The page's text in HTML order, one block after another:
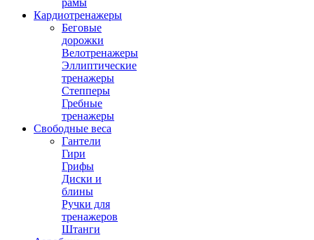
рамы
Кардиотренажеры
Беговые
дорожки
Велотренажеры
Эллиптические
тренажеры
Степперы
Гребные
тренажеры
Свободные веса
Гантели
Гири
Грифы
Диски и
блины
Ручки для
тренажеров
Штанги